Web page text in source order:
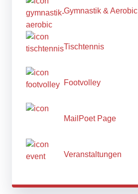
Gymnastik & Aerobic
Tischtennis
Footvolley
MailPoet Page
Veranstaltungen